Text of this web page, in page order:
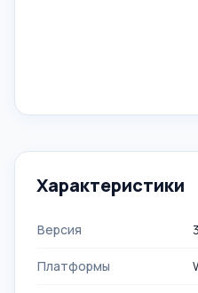
Характеристики
Версия
Платформы